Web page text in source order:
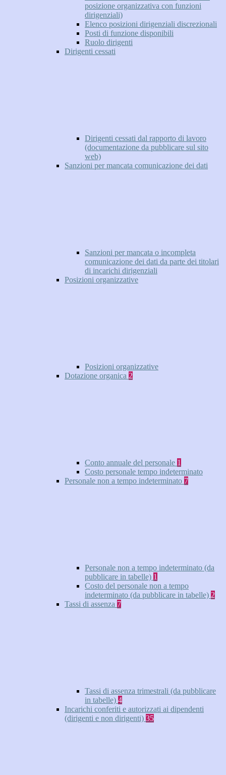
posizione organizzativa con funzioni
dirigenziali)
Elenco posizioni dirigenziali discrezionali
Posti di funzione disponibili
Ruolo dirigenti
Dirigenti cessati
Dirigenti cessati dal rapporto di lavoro
(documentazione da pubblicare sul sito
web)
Sanzioni per mancata comunicazione dei dati
Sanzioni per mancata o incompleta
comunicazione dei dati da parte dei titolari
di incarichi dirigenziali
Posizioni organizzative
Posizioni organizzative
Dotazione organica 2
Conto annuale del personale 1
Costo personale tempo indeterminato
Personale non a tempo indeterminato 7
Personale non a tempo indeterminato (da
pubblicare in tabelle) 1
Costo del personale non a tempo
indeterminato (da pubblicare in tabelle) 2
Tassi di assenza 7
Tassi di assenza trimestrali (da pubblicare
in tabelle) 4
Incarichi conferiti e autorizzati ai dipendenti
(dirigenti e non dirigenti) 35